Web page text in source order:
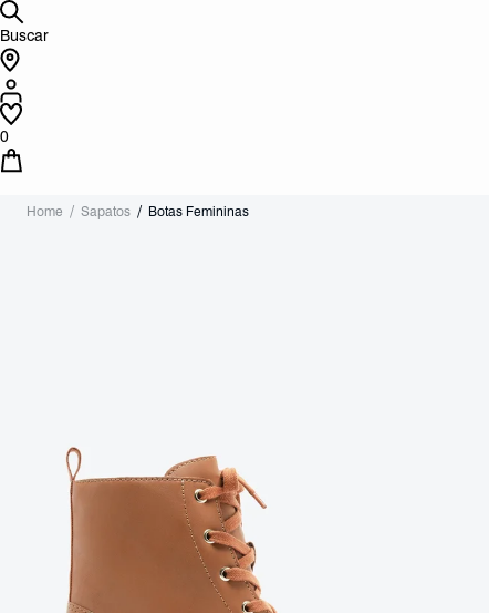
Buscar
0
Home Sapatos Botas Femininas